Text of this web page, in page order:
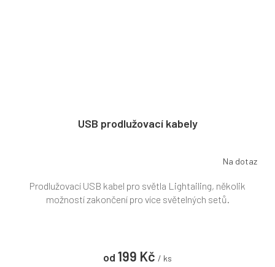
USB prodlužovací kabely
Na dotaz
od 199 Kč / ks
Prodlužovací USB kabel pro světla Lightailing, několik
možností zakončení pro více světelných setů.